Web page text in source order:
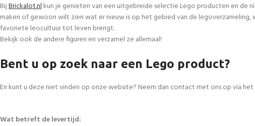
BijBrickalot.nlkun je genieten van een uitgebreide selectie Lego producten en de
maken of gewoon wilt zien wat er nieuw is op het gebied van de
favoriete leocultuur tot leven brengt.
Bekijk ook de andere figuren en verzamel ze allemaal!
Bent u op zoek naar een Lego product?
En kunt u deze niet vinden op onze website? Neem dan contact met ons op via het
Wat betreft de levertijd: